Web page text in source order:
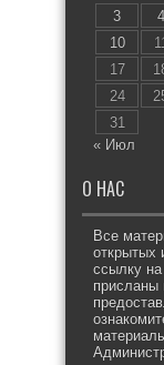
3
4
10
17
24
31
« Июл
О НАС
Все
открытых
ссылку
присланы